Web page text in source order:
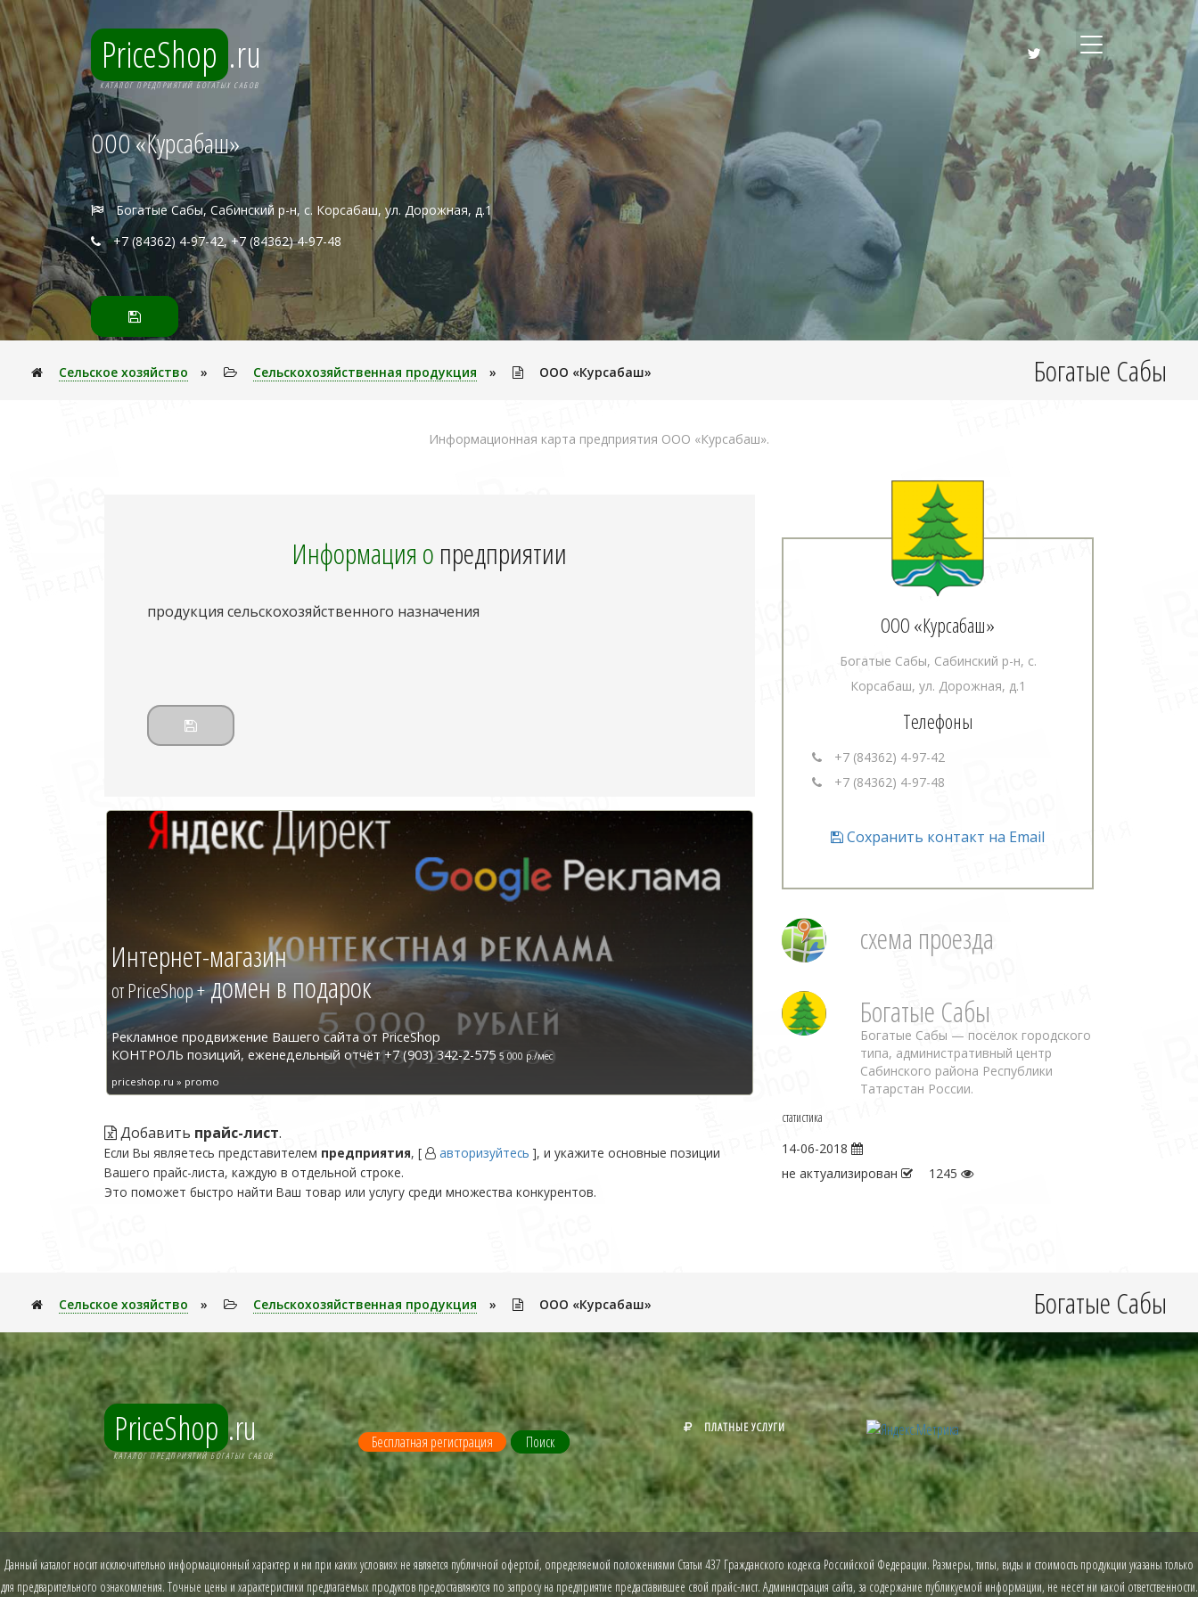
PriceShop .ru
КАТАЛОГ ПРЕДПРИЯТИЙ БОГАТЫХ САБОВ
ООО «Курсабаш»
Богатые Сабы, Сабинский р-н, с. Корсабаш, ул. Дорожная, д.1
+7 (84362) 4-97-42, +7 (84362) 4-97-48
Сельское хозяйство » Сельскохозяйственная продукция » ООО «Курсабаш» Богатые Сабы
Информационная карта предприятия ООО «Курсабаш».
Информация о предприятии
продукция сельскохозяйственного назначения
Интернет-магазин
от PriceShop +домен в подарок
Рекламное продвижение Вашего сайта от PriceShop
КОНТРОЛЬ позиций, еженедельный отчёт +7 (903) 342-2-575 5 000 р./мес
priceshop.ru » promo
Добавить прайс-лист.
Если Вы являетесь представителем предприятия, [ авторизуйтесь ], и укажите основные позиции
Вашего прайс-листа, каждую в отдельной строке.
Это поможет быстро найти Ваш товар или услугу среди множества конкурентов.
ООО «Курсабаш»
Богатые Сабы, Сабинский р-н, с.
Корсабаш, ул. Дорожная, д.1
Телефоны
+7 (84362) 4-97-42
+7 (84362) 4-97-48
Сохранить контакт на Email
схема проезда
Богатые Сабы
Богатые Сабы — посёлок городского
типа, административный центр
Сабинского района Республики
Татарстан России.
статистика
14-06-2018
не актуализирован
1245
Сельское хозяйство » Сельскохозяйственная продукция » ООО «Курсабаш» Богатые Сабы
PriceShop .ru
КАТАЛОГ ПРЕДПРИЯТИЙ БОГАТЫХ САБОВ
Бесплатная регистрация Поиск
ПЛАТНЫЕ УСЛУГИ
Данный каталог носит исключительно информационный характер и ни при каких условиях не является публичной офертой, определяемой положениями Статьи 437 Гражданского кодекса Российской Федерации. Размеры, типы, виды и стоимость продукции указаны только
для предварительного ознакомления. Точные цены и характеристики предлагаемых продуктов предоставляются по запросу на предприятие предаставившее свой прайс-лист. Администрация сайта, за содержание публикуемой информации, не несет ни какой ответственности.